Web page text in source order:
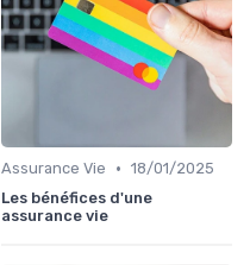
Assurance Vie • 18/01/2025
Les bénéfices d'une
assurance vie